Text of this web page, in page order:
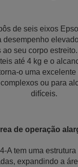
de seis eixos
desempenho
ao seu corpo
até 4 kg e o
o uma
ou para
difíceis.
de operação
A tem uma
expandindo a